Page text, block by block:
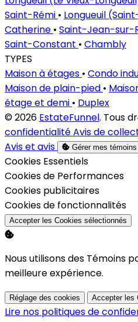
Saint-Rémi • Longueuil
Catherine • Saint-Jean-sur-
Saint-Constant • Chambly
TYPES
Maison à étages • Condo
Maison de plain-pied •
étage et demi • Duplex
© 2026 EstateFunnel. Tous
confidentialitéAvis de
Avis et avis
Gérer mes témoins
Activer
Cookies Essentiels
Activer
Cookies de Performances
Activer
Cookies publicitaires
Activer
Cookies de fonctionnalités
Accepter les Cookies sélectionnés
Nous utilisons des Témoins
meilleure expérience.
Réglage des cookies Accepter les
Lire nos politiques de